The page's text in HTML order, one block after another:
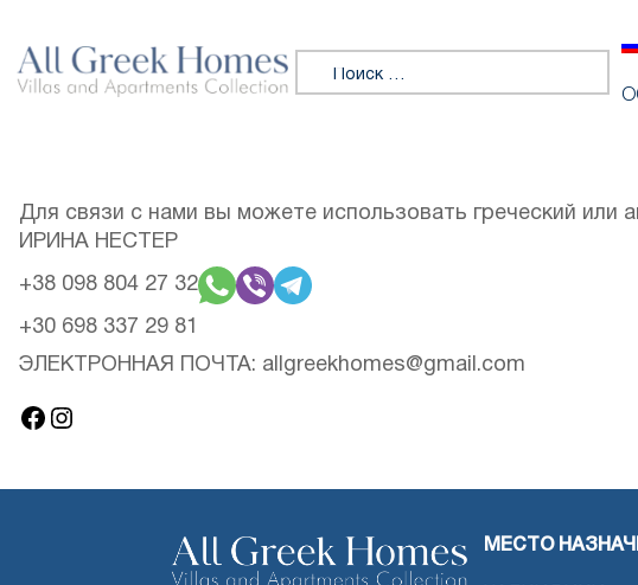
Искать:
Для связи с нами вы можете использовать греческий или
ИРИНА НЕСТЕР
+38 098 804 27 32
+30 698 337 29 81
ЭЛЕКТРОННАЯ ПОЧТА: allgreekhomes@gmail.com
Фейсбук
Инстаграм
МЕСТО